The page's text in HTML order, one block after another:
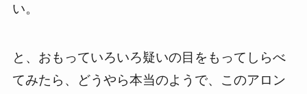
い。
と、おもっていろいろ疑いの目をもってしらべ
てみたら、どうやら本当のようで、このアロン